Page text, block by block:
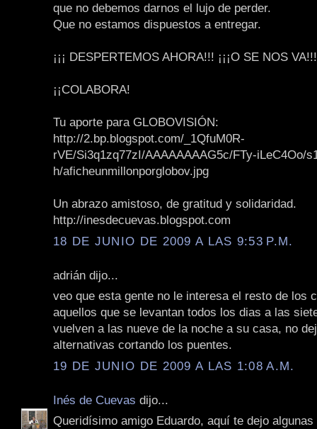
que no debemos darnos el lujo de perder.
Que no estamos dispuestos a entregar.
¡¡¡ DESPERTEMOS AHORA!!! ¡¡¡O SE NOS VA!!!
¡¡COLABORA!
Tu aporte para GLOBOVISIÓN:
http://2.bp.blogspot.com/_1QfuM0R-
rVE/Si3q1zq77zI/AAAAAAAAG5c/FTy-iLeC4Oo/
h/aficheunmillonporglobov.jpg
Un abrazo amistoso, de gratitud y solidaridad.
http://inesdecuevas.blogspot.com
18 DE JUNIO DE 2009 A LAS 9:53 P.M.
adrián dijo...
veo que esta gente no le interesa el resto de los
aquellos que se levantan todos los dias a las
vuelven a las nueve de la noche a su casa, no
alternativas cortando los puentes.
19 DE JUNIO DE 2009 A LAS 1:08 A.M.
Inés de Cuevas dijo...
Queridísimo amigo Eduardo, aquí te dejo